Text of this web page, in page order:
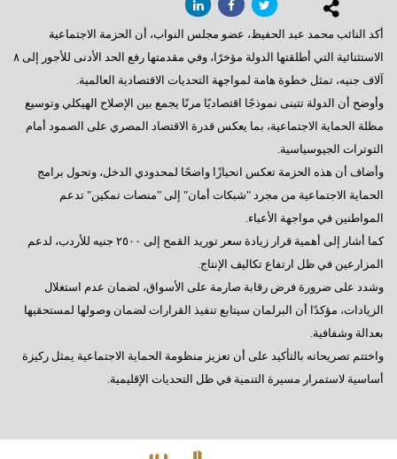
أكد النائب محمد عبد الحفيظ، عضو مجلس النواب، أن الحزمة الاجتماعية
الاستثنائية التي أطلقتها الدولة مؤخرًا، وفي مقدمتها رفع الحد الأدنى للأجور إلى ٨
آلاف جنيه، تمثل خطوة هامة لمواجهة التحديات الاقتصادية العالمية.
وأوضح أن الدولة تتبنى نموذجًا اقتصاديًا مرنًا يجمع بين الإصلاح الهيكلي وتوسيع
مظلة الحماية الاجتماعية، بما يعكس قدرة الاقتصاد المصري على الصمود أمام
التوترات الجيوسياسية.
وأضاف أن هذه الحزمة تعكس انحيازًا واضحًا لمحدودي الدخل، وتحول برامج
الحماية الاجتماعية من مجرد "شبكات أمان" إلى "منصات تمكين" تدعم
المواطنين في مواجهة الأعباء.
كما أشار إلى أهمية قرار زيادة سعر توريد القمح إلى ٢٥٠٠ جنيه للأردب، لدعم
المزارعين في ظل ارتفاع تكاليف الإنتاج.
وشدد على ضرورة فرض رقابة صارمة على الأسواق، لضمان عدم استغلال
الزيادات، مؤكدًا أن البرلمان سيتابع تنفيذ القرارات لضمان وصولها لمستحقيها
بعدالة وشفافية.
واختتم تصريحاته بالتأكيد على أن تعزيز منظومة الحماية الاجتماعية يمثل ركيزة
أساسية لاستمرار مسيرة التنمية في ظل التحديات الإقليمية.